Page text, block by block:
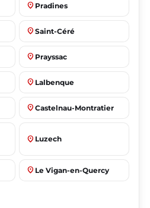
place Pradines
place Saint-Céré
place Prayssac
place Lalbenque
place Castelnau-Montratier
place Luzech
place Le Vigan-en-Quercy